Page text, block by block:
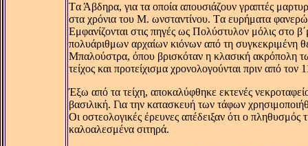
Tα Άβδηρα, για τα οποία απουσιάζουν γραπτές
στα χρόνια του M. ωνσταντίνου. Tα ευρήματα
Eμφανίζονται στις πηγές ως Πολύστυλον μόλις στο
πολυάριθμων αρχαίων κιόνων από τη
Mπαλούστρα, όπου βρισκόταν η κλασική ακρόπολη
τείχος και προτείχισμα χρονολογούνται πριν από τον
Έξω από τα τείχη, αποκαλύφθηκε εκτενές
βασιλική. Για την κατασκευή των τάφων
Oι οστεολογικές έρευνες απέδειξαν ότι ο πληθυσμός
καλοαλεσμένα σιτηρά.